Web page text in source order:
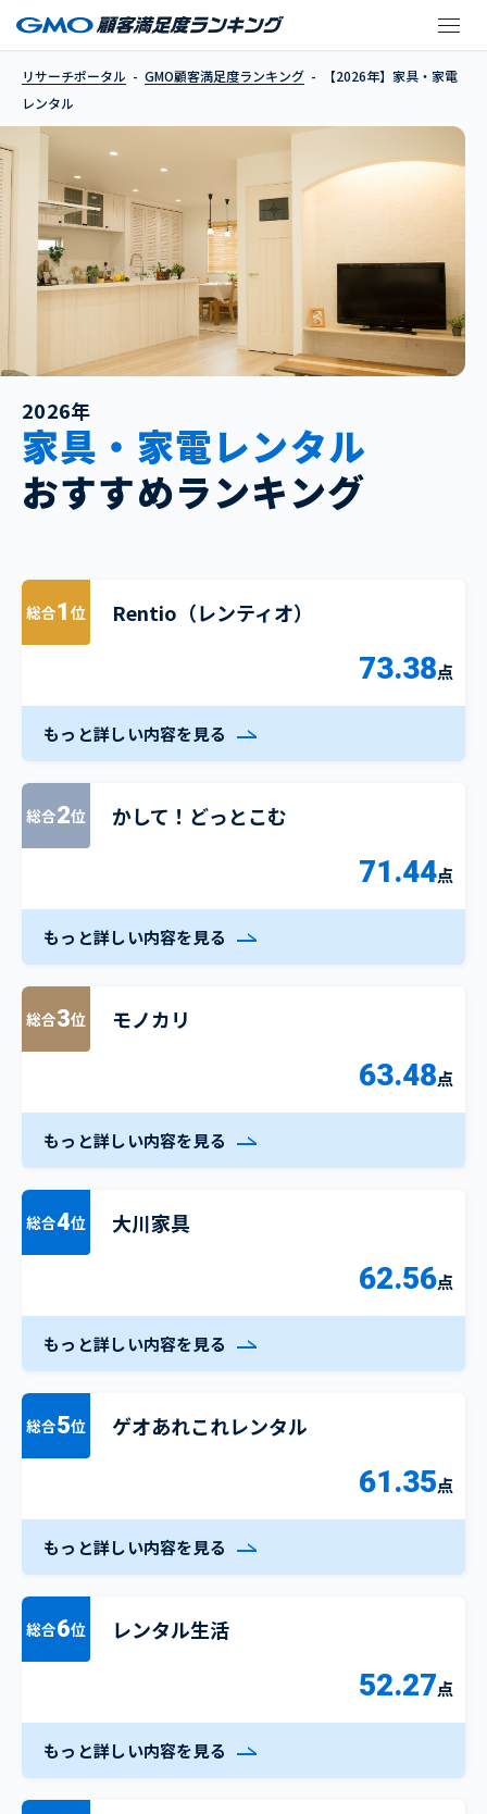
【2026年】家具・家電
リサーチポータル GMO顧客満足度ランキング
【2026年】家具・家電
レンタル
2026年
家具・家電レンタル
おすすめランキング
総合1 位 Rentio（レンティオ）
73.38点
もっと詳しい内容を見る
総合2位 かして！どっとこむ
71.44点
もっと詳しい内容を見る
総合3位 モノカリ
63.48点
もっと詳しい内容を見る
総合4位 大川家具
62.56点
もっと詳しい内容を見る
総合5位 ゲオあれこれレンタル
61.35点
もっと詳しい内容を見る
総合6位 レンタル生活
52.27点
もっと詳しい内容を見る